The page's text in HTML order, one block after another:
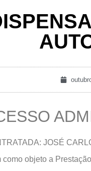
JOSÉ
como objeto a